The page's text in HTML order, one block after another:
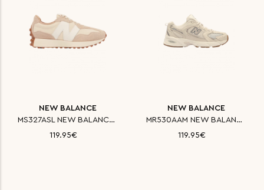
NEW BALANCE
MS327ASL NEW BALANCE ΠΑΠΟΥΤΣΙ
119.95€
NEW BALANCE
MR530AAM NEW BALANCE ΠΑΠΟΥΤΣΙ
119.95€